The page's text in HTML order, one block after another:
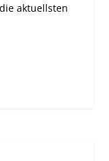
aktuellsten